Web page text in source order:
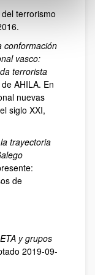
terrorismo
conformación
vasco:
terrorista
AHILA. En
nuevas
siglo XXI,
trayectoria
de
y grupos
2019-09-